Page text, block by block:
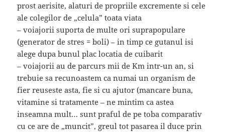
prost aerisite, alaturi de propriile excremente si cele
ale colegilor de „celula” toata viata
– voiajorii suporta de multe ori suprapopulare
(generator de stres = boli) – in timp ce gutanul isi
alege dupa bunul plac locatia de cuibarit
– voiajorii au de parcurs mii de Km intr-un an, si
trebuie sa recunoastem ca numai un organism de
fier reuseste asta, fie si cu ajutor (mancare buna,
vitamine si tratamente – ne mintim ca astea
inseamna mult… sunt praful de pe toba comparativ
cu ce are de „muncit”, greul tot pasarea il duce prin